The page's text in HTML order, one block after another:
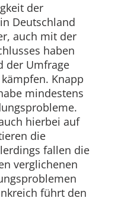
der
Deutschland
auch mit der
haben
der Umfrage
Knapp
mindestens
hierbei auf
die
fallen die
verglichenen
führt den